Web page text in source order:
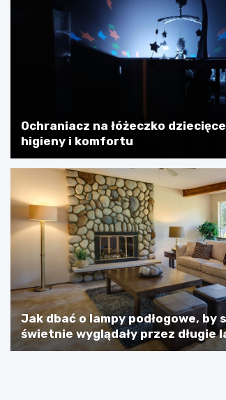
Ochraniacz na łóżeczko
higieny i komfortu
Jak dbać o lampy podłogowe, by
świetnie wyglądały przez długie